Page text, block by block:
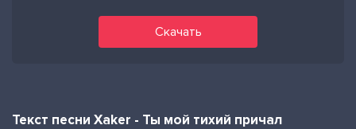
Скачать
Текст песни Xaker - Ты мой тихий причал